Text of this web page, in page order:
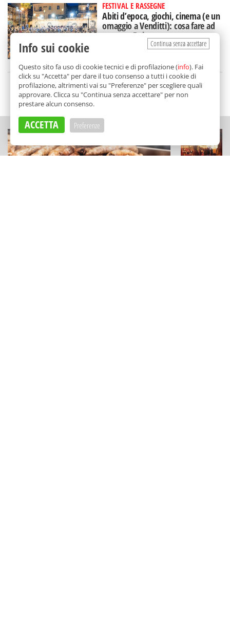
FESTIVAL E RASSEGNE
Abiti d’epoca, giochi, cinema (e un
omaggio a Venditti): cosa fare ad
agosto a Bolognetta
diRedazione
SCELTO DA BALARM
Continua senza accettare
Info sui cookie
Questo sito fa uso di cookie tecnici e di profilazione (info). Fai
click su "Accetta" per dare il tuo consenso a tutti i cookie di
profilazione, altrimenti vai su "Preferenze" per scegliere quali
approvare. Clicca su "Continua senza accettare" per non
prestare alcun consenso.
ACCETTA Preferenze